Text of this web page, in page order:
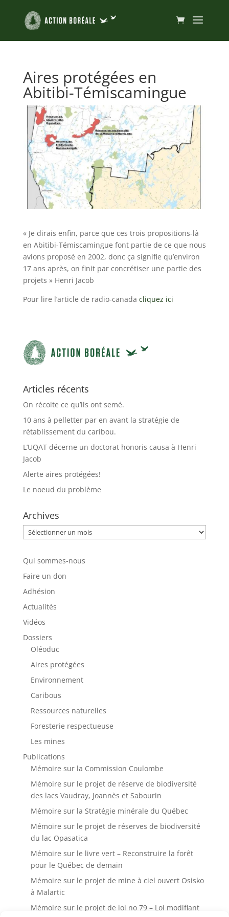
Aires protégées en
Abitibi-Témiscamingue
« Je dirais enfin, parce que ces trois propositions-là
en Abitibi-Témiscamingue font partie de ce que nous
avions proposé en 2002, donc ça signifie qu’environ
17 ans après, on finit par concrétiser une partie des
projets » Henri Jacob
Pour lire l’article de radio-canada cliquez ici
Articles récents
On récolte ce qu’ils ont semé.
10 ans à pelletter par en avant la stratégie de
rétablissement du caribou.
L’UQAT décerne un doctorat honoris causa à Henri
Jacob
Alerte aires protégées!
Le noeud du problème
Archives
Archives
Qui sommes-nous
Faire un don
Adhésion
Actualités
Vidéos
Dossiers
Oléoduc
Aires protégées
Environnement
Caribous
Ressources naturelles
Foresterie respectueuse
Les mines
Publications
Mémoire sur la Commission Coulombe
Mémoire sur le projet de réserve de biodiversité
des lacs Vaudray, Joannès et Sabourin
Mémoire sur la Stratégie minérale du Québec
Mémoire sur le projet de réserves de biodiversité
du lac Opasatica
Mémoire sur le livre vert – Reconstruire la forêt
pour le Québec de demain
Mémoire sur le projet de mine à ciel ouvert Osisko
à Malartic
Mémoire sur le projet de loi no 79 – Loi modifiant